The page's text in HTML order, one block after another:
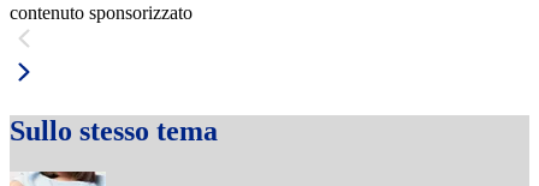
contenuto sponsorizzato
Sullo stesso tema